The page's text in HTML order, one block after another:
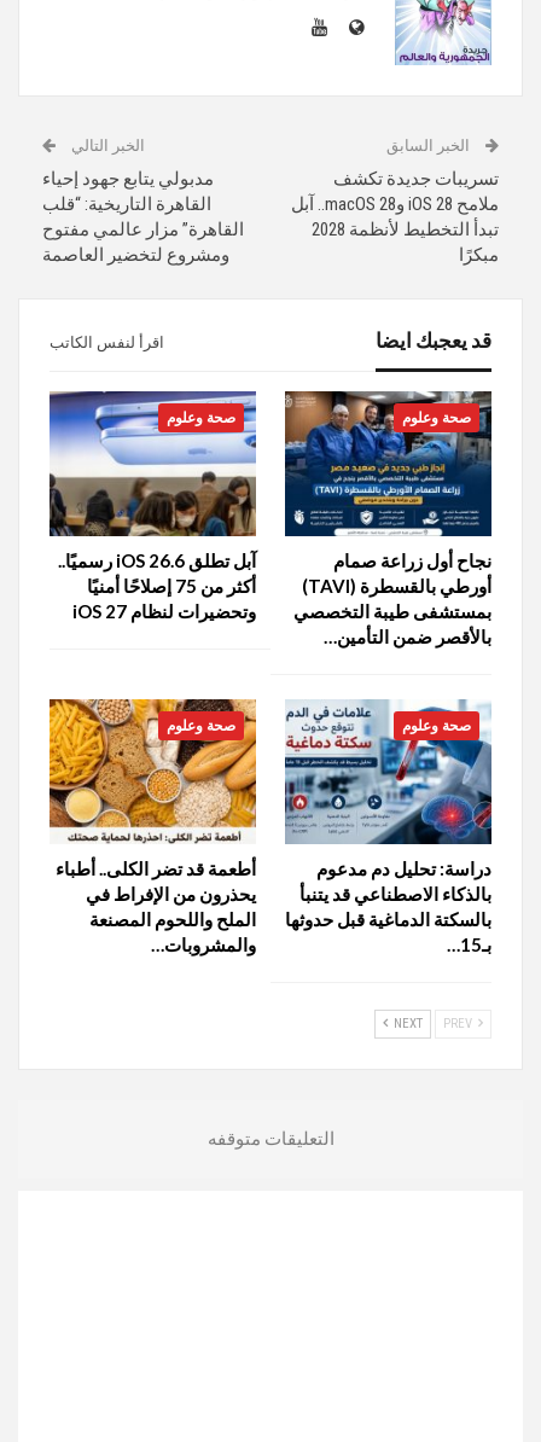
الخبر السابق
تسريبات جديدة تكشف
ملامح iOS 28 وmacOS 28.. آبل
تبدأ التخطيط لأنظمة 2028
مبكرًا
الخبر التالي
مدبولي يتابع جهود إحياء
القاهرة التاريخية: “قلب
القاهرة” مزار عالمي مفتوح
ومشروع لتخضير العاصمة
قد يعجبك ايضا اقرأ لنفس الكاتب
صحة وعلوم
نجاح أول زراعة صمام
أورطي بالقسطرة (TAVI)
بمستشفى طيبة التخصصي
بالأقصر ضمن التأمين…
صحة وعلوم
آبل تطلق iOS 26.6 رسميًا..
أكثر من 75 إصلاحًا أمنيًا
وتحضيرات لنظام iOS 27
صحة وعلوم
دراسة: تحليل دم مدعوم
بالذكاء الاصطناعي قد يتنبأ
بالسكتة الدماغية قبل حدوثها
بـ15…
صحة وعلوم
أطعمة قد تضر الكلى.. أطباء
يحذرون من الإفراط في
الملح واللحوم المصنعة
والمشروبات…
NEXT
التعليقات متوقفه